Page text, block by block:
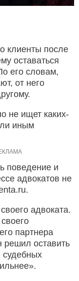
клиенты после
оставаться
его словам,
от него
не ищет каких-
иным
поведение и
адвокатов не
адвоката.
партнера
решил оставить
судебных